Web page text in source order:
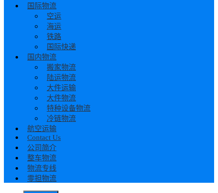
国际物流
空运
海运
铁路
国际快递
国内物流
搬家物流
陆运物流
大件运输
大件物流
特种设备物流
冷链物流
航空运输
Contact Us
公司简介
整车物流
物流专线
零担物流